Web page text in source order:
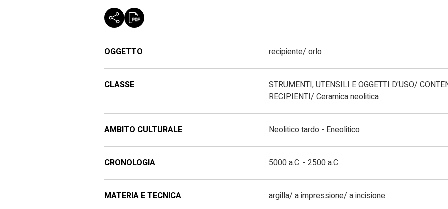
OGGETTO recipiente/ orlo
CLASSE
STRUMENTI, UTENSILI E OGGETTI D'USO/
RECIPIENTI/ Ceramica neolitica
AMBITO CULTURALE Neolitico tardo - Eneolitico
CRONOLOGIA 5000 a.C. - 2500 a.C.
MATERIA E TECNICA argilla/ a impressione/ a incisione